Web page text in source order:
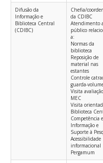
Difusão da
Informação e
Biblioteca Central
(CDIBC)
Chefia/
da CDIBC
Atendimento
público
a:
Normas da
biblioteca
Reposição de
material nas
estantes
Controle
guarda-
Visita avaliação
MEC
Visita
Biblioteca
Competência
Informação e
Suporte à
Acessibilidade
informacional
Pergamum